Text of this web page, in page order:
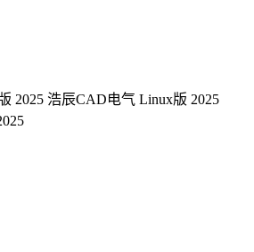
2025 浩辰CAD电气 Linux版 2025